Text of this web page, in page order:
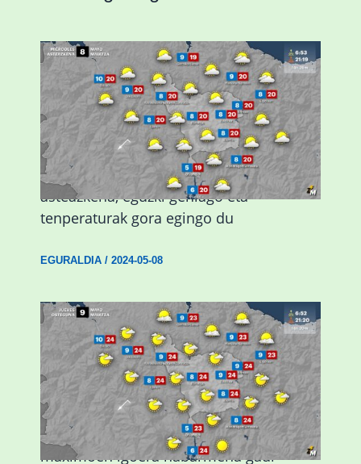
Eguraldiak hobera egingo du gaur,
asteazkena, eguzki gehiago eta
tenperaturak gora egingo du
EGURALDIA/ 2024-05-08
Giro eguzkitsua eta tenperatura
maximoen igoera nabarmena gaur